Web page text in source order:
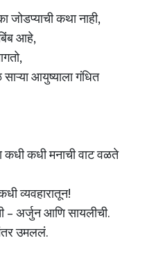
कथा नाही,
आहे,
आयुष्याला गंधित
कधी कधी मनाची वाट वळते
व्यवहारातून!
– अर्जुन आणि सायलीची.
उमललं.